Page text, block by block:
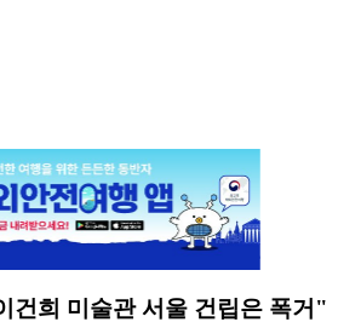
건희 미술관 서울 건립은 폭거"